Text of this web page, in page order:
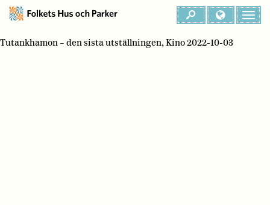
Tutankhamon – den sista utställningen, Kino 2022-10-03